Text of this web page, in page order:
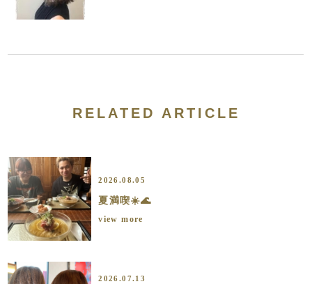
RELATED ARTICLE
2026.08.05
夏満喫☀️🌊
view more
2026.07.13